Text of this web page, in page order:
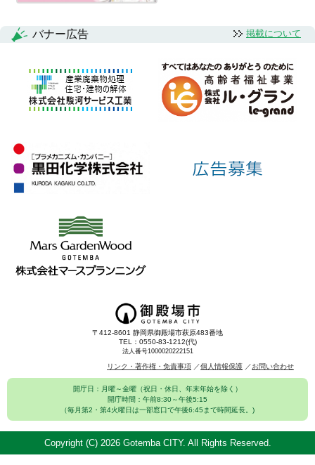
バナー広告 掲載について
〒412-8601 静岡県御殿場市萩原483番地
TEL：0550-83-1212(代)
法人番号1000020222151
リンク・著作権・免責事項 個人情報保護 お問い合わせ
開庁日：月曜～金曜（祝日・休日、年末年始を除く）
開庁時間：午前8:30～午後5:15
（毎月第2・第4火曜日は一部窓口で午後6:45まで時間延長。)
Copyright (C) 2026 Gotemba CITY. All Rights Reserved.